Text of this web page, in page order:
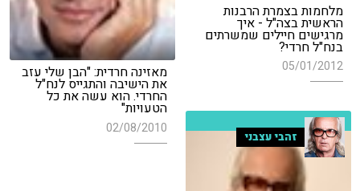
מלחמות בצמרת הרבנות
הראשית בצה"ל - איך
מרגישים חיילים שמשרתים
בנח"ל חרדי?
05/01/2012 מאזינה חרדית: "הבן שלי עזב
את הישיבה והתגייס לנח"ל
החרדי. הוא עשה את כל
הטעויות"
02/08/2010
זהבי עצבני